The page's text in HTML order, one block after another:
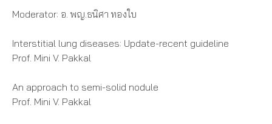
Moderator: อ. พญ.ธนิศา ทองใบ
Interstitial lung diseases: Update-recent guideline
Prof. Mini V. Pakkal
An approach to semi-solid nodule
Prof. Mini V. Pakkal